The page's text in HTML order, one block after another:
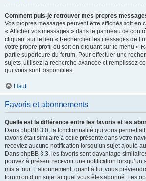
Comment puis-je retrouver mes propres
Vos propres messages peuvent être affichés soit en
« Afficher vos messages » dans le panneau de
cliquant sur le lien « Rechercher les messages de
votre propre profil ou soit en cliquant sur le menu «
partie supérieure du forum. Pour effectuer une
sujets, utilisez la recherche avancée et remplissez
qui vous sont disponibles.
Haut
Favoris et abonnements
Quelle est la différence entre les favoris et les
Dans phpBB 3.0, la fonctionnalité qui vous
favoris était similaire à celle présente dans votre
receviez aucune notification lorsqu’un sujet ajouté
Dans phpBB 3.3, les favoris sont davantage
pouvez à présent recevoir une notification lorsqu’un
mis à jour. L’abonnement, quant à lui, vous
forum ou d’un sujet auquel vous êtes abonné. Les